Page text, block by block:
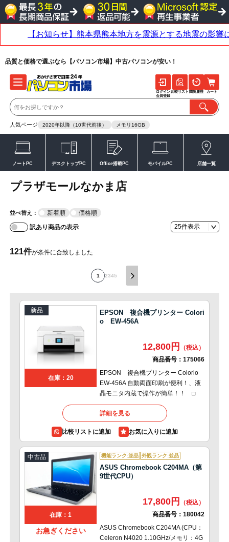
品質と価格で選ぶなら【パソコン市場】中古パソコンが安い！
人気ページ 2020年以降（10世代前後） メモリ16GB
ログイン
会員登録
比較リスト 閲覧履歴 カート
ノートPC デスクトップPC Office搭載PC モバイルPC 店舗一覧
プラザモールなかま店
並べ替え： 新着順
価格順
訳あり商品の表示
121件が条件に合致しました
1 2345
新品
在庫：20
EPSON 複合機プリンター Colori
o EW-456A
12,800円
商品番号： 175066
EPSON 複合機プリンター Colorio
EW-456A 自動両面印刷が便利！、液
晶モニタ内蔵で操作が簡単！！ □
詳細を見る
比較リストに追加
中古品
在庫：1
お急ぎください
機能ランク:並品 外観ランク:並品
ASUS Chromebook C204MA（第
9世代CPU）
17,800円
商品番号： 180042
ASUS Chromebook C204MA (CPU：
Celeron N4020 1.10GHz/メモリ：4G